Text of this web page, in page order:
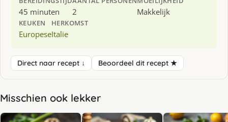
45 minuten 2 Makkelijk
KEUKEN
Europese
HERKOMST
Italie
Direct naar recept ↓ Beoordeel dit recept ★
Misschien ook lekker